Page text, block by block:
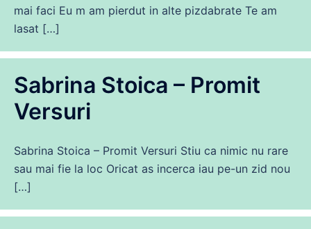
mai faci Eu m am pierdut in alte pizdabrate Te am
lasat […]
Sabrina Stoica – Promit
Versuri
Sabrina Stoica – Promit Versuri Stiu ca nimic nu rare
sau mai fie la loc Oricat as incerca iau pe-un zid nou
[…]